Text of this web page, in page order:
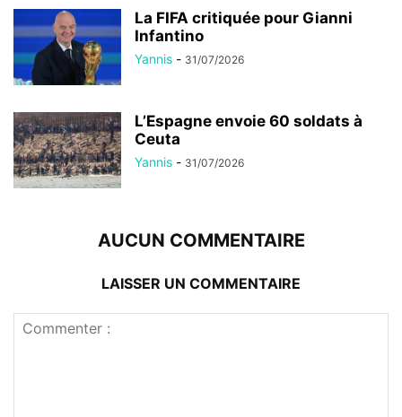
La FIFA critiquée pour Gianni
Infantino
Yannis - 31/07/2026
L’Espagne envoie 60 soldats à
Ceuta
Yannis - 31/07/2026
AUCUN COMMENTAIRE
LAISSER UN COMMENTAIRE